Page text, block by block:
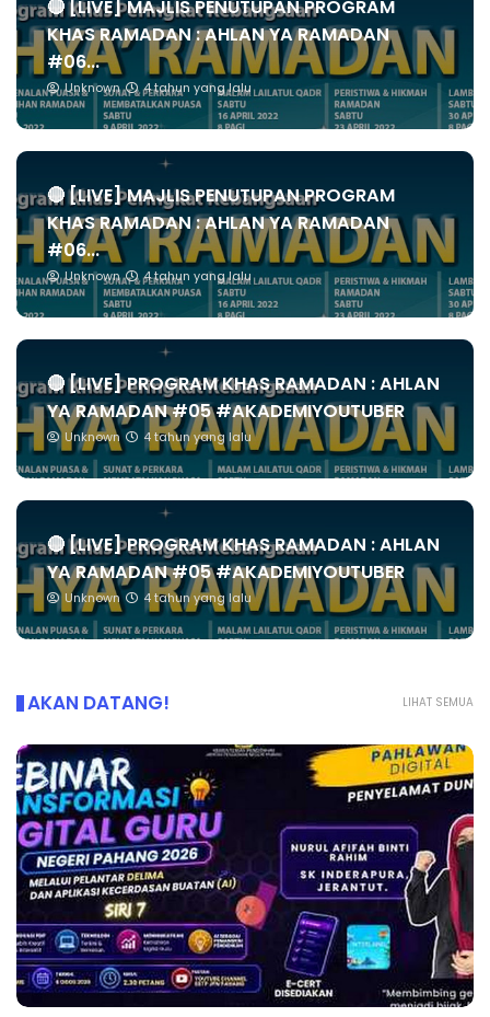
🔴 [LIVE] MAJLIS PENUTUPAN PROGRAM
KHAS RAMADAN : AHLAN YA RAMADAN
#06...
Unknown 4 tahun yang lalu
🔴 [LIVE] MAJLIS PENUTUPAN PROGRAM
KHAS RAMADAN : AHLAN YA RAMADAN
#06...
Unknown 4 tahun yang lalu
🔴 [LIVE] PROGRAM KHAS RAMADAN : AHLAN
YA RAMADAN #05 #AKADEMIYOUTUBER
Unknown 4 tahun yang lalu
🔴 [LIVE] PROGRAM KHAS RAMADAN : AHLAN
YA RAMADAN #05 #AKADEMIYOUTUBER
Unknown 4 tahun yang lalu
LIHAT SEMUA
AKAN DATANG!